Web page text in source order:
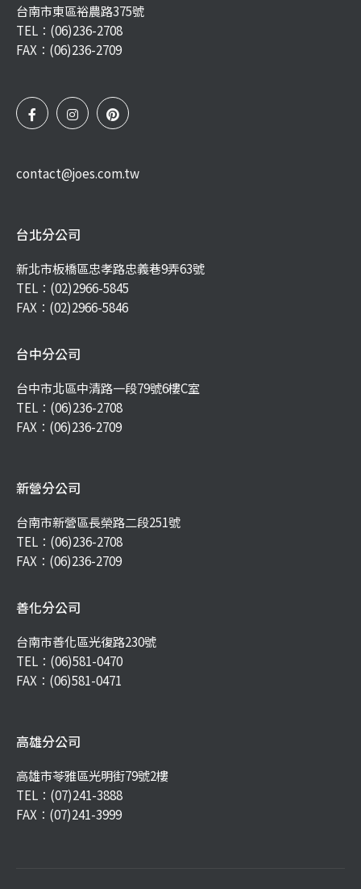
台南市東區裕農路375號
TEL： (06)236-2708
FAX：(06)236-2709
contact@joes.com.tw
台北分公司
新北市板橋區忠孝路忠義巷9弄63號
TEL： (02)2966-5845
FAX：(02)2966-5846
台中分公司
台中市北區中清路一段79號6樓C室
TEL： (06)236-2708
FAX：(06)236-2709
新營分公司
台南市新營區長榮路二段251號
TEL： (06)236-2708
FAX：(06)236-2709
善化分公司
台南市善化區光復路230號
TEL： (06)581-0470
FAX：(06)581-0471
高雄分公司
高雄市苓雅區光明街79號2樓
TEL： (07)241-3888
FAX：(07)241-3999